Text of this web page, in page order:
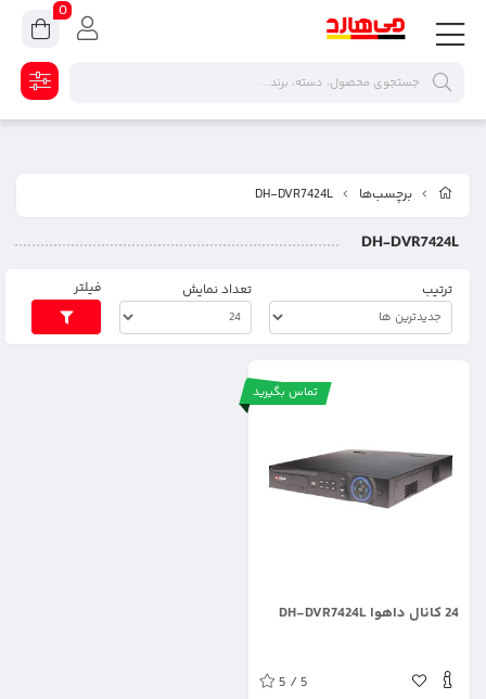
برچسب‌ها DH-DVR7424L
DH-DVR7424L
ترتیب تعداد نمایش فیلتر
تماس بگیرید
24 کانال داهوا DH-DVR7424L
5 / 5
0